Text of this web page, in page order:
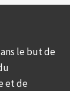
le but de
et de